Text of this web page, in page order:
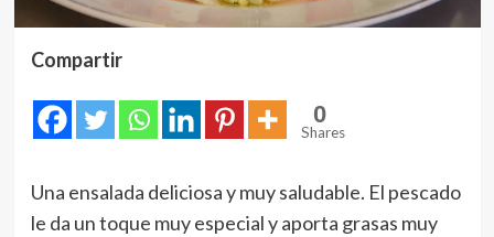
Compartir
0
Shares
Una ensalada deliciosa y muy saludable. El pescado
le da un toque muy especial y aporta grasas muy